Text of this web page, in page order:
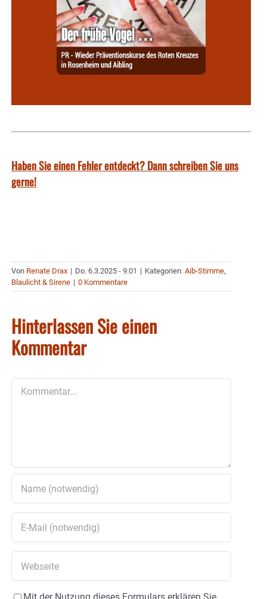
Haben Sie einen Fehler entdeckt? Dann schreiben Sie uns
gerne!
Von Renate Drax | Do. 6.3.2025 - 9:01 | Kategorien: Aib-Stimme,
Blaulicht & Sirene | 0 Kommentare
Hinterlassen Sie einen
Kommentar